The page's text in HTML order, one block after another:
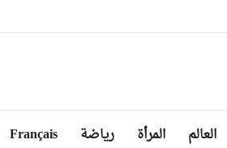
الوطنية البيلاروسية
العالم المرأة رياضة Français